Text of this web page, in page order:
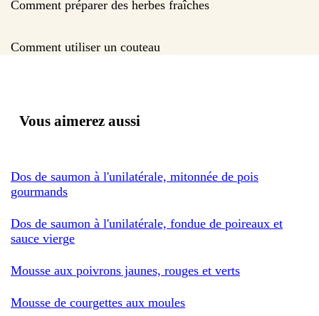
Comment préparer des herbes fraîches
Comment utiliser un couteau
Vous aimerez aussi
Dos de saumon à l'unilatérale, mitonnée de pois
gourmands
Dos de saumon à l'unilatérale, fondue de poireaux et
sauce vierge
Mousse aux poivrons jaunes, rouges et verts
Mousse de courgettes aux moules